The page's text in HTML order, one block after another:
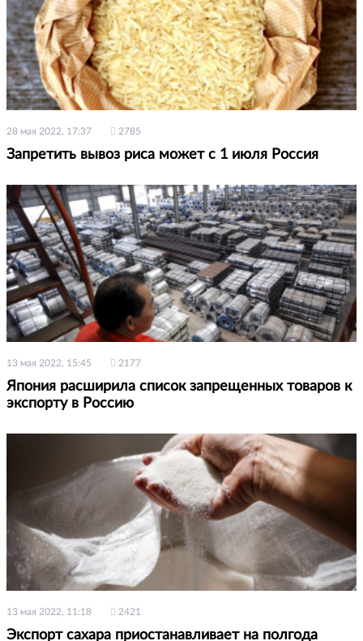
28 мая 2022, 17:37 2785
Запретить вывоз риса может с 1 июля Россия
13 мая 2022, 15:45 2177
Япония расширила список запрещенных товаров к
экспорту в Россию
13 мая 2022, 11:18 2421
Экспорт сахара приостанавливает на полгода